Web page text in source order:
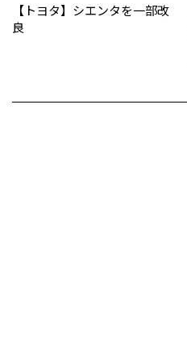
【トヨタ】シエンタを一部改
良